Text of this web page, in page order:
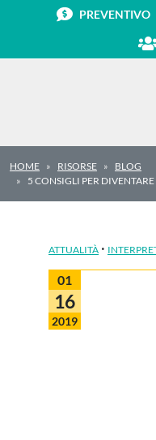
PREVENTIVO
HOME RISORSE
BLOG
5 CONSIGLI PER
ATTUALITÀ ·
01
16
2019